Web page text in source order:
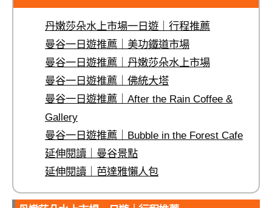
丹嫩莎朵水上市場一日遊｜行程推薦
曼谷一日遊推薦｜美功鐵道市場
曼谷一日遊推薦｜丹嫩莎朵水上市場
曼谷一日遊推薦｜佛統大塔
曼谷一日遊推薦｜After the Rain Coffee &
Gallery
曼谷一日遊推薦｜Bubble in the Forest Cafe
延伸閱讀｜曼谷景點
延伸閱讀｜芭達雅懶人包